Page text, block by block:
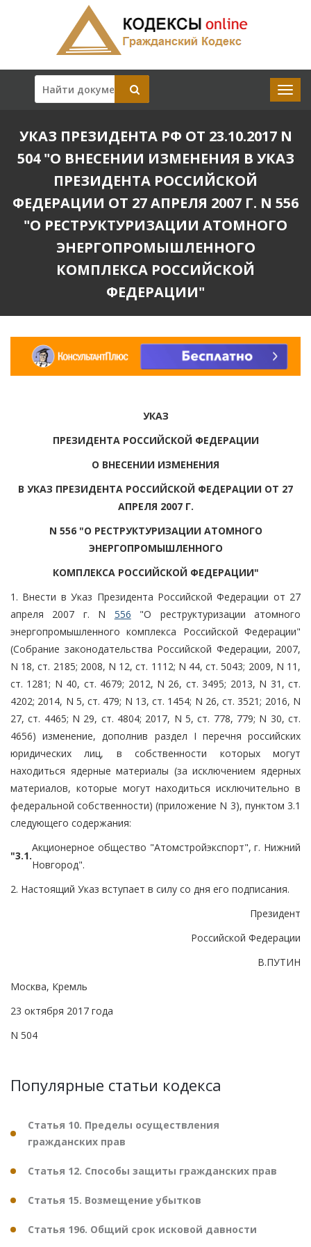
УКАЗ ПРЕЗИДЕНТА РФ ОТ 23.10.2017 N
504 "О ВНЕСЕНИИ ИЗМЕНЕНИЯ В УКАЗ
ПРЕЗИДЕНТА РОССИЙСКОЙ
ФЕДЕРАЦИИ ОТ 27 АПРЕЛЯ 2007 Г. N 556
"О РЕСТРУКТУРИЗАЦИИ АТОМНОГО
ЭНЕРГОПРОМЫШЛЕННОГО
КОМПЛЕКСА РОССИЙСКОЙ
ФЕДЕРАЦИИ"
УКАЗ
ПРЕЗИДЕНТА РОССИЙСКОЙ ФЕДЕРАЦИИ
О ВНЕСЕНИИ ИЗМЕНЕНИЯ
В УКАЗ ПРЕЗИДЕНТА РОССИЙСКОЙ ФЕДЕРАЦИИ ОТ 27
АПРЕЛЯ 2007 Г.
N 556 "О РЕСТРУКТУРИЗАЦИИ АТОМНОГО
ЭНЕРГОПРОМЫШЛЕННОГО
КОМПЛЕКСА РОССИЙСКОЙ ФЕДЕРАЦИИ"
1. Внести в Указ Президента Российской Федерации от 27
апреля 2007 г. N 556 "О реструктуризации атомного
энергопромышленного комплекса Российской Федерации"
(Собрание законодательства Российской Федерации, 2007,
N 18, ст. 2185; 2008, N 12, ст. 1112; N 44, ст. 5043; 2009, N 11,
ст. 1281; N 40, ст. 4679; 2012, N 26, ст. 3495; 2013, N 31, ст.
4202; 2014, N 5, ст. 479; N 13, ст. 1454; N 26, ст. 3521; 2016, N
27, ст. 4465; N 29, ст. 4804; 2017, N 5, ст. 778, 779; N 30, ст.
4656) изменение, дополнив раздел I перечня российских
юридических лиц, в собственности которых могут
находиться ядерные материалы (за исключением ядерных
материалов, которые могут находиться исключительно в
федеральной собственности) (приложение N 3), пунктом 3.1
следующего содержания:
"3.1.
Акционерное общество "Атомстройэкспорт", г. Нижний
Новгород".
2. Настоящий Указ вступает в силу со дня его подписания.
Президент
Российской Федерации
В.ПУТИН
Москва, Кремль
23 октября 2017 года
N 504
Популярные статьи кодекса
Статья 10. Пределы осуществления
гражданских прав
Статья 12. Способы защиты гражданских прав
Статья 15. Возмещение убытков
Статья 196. Общий срок исковой давности